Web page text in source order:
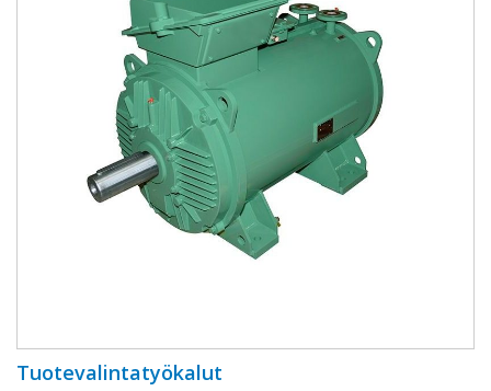
Tuotevalintatyökalut